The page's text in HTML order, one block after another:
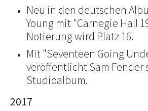
Neu in den deutschen
Young mit "Carnegie Hall
Notierung wird Platz 16.
Mit "Seventeen Going
veröffentlicht Sam Fender
Studioalbum.
2017